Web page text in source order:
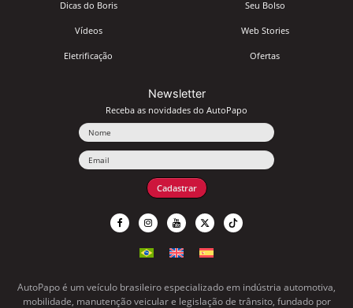
Dicas do Boris
Vídeos
Eletrificação
Seu Bolso
Web Stories
Ofertas
Newsletter
Receba as novidades do AutoPapo
Cadastrar
AutoPapo é um veículo brasileiro especializado em indústria automotiva,
mobilidade, manutenção veicular e legislação de trânsito, fundado por